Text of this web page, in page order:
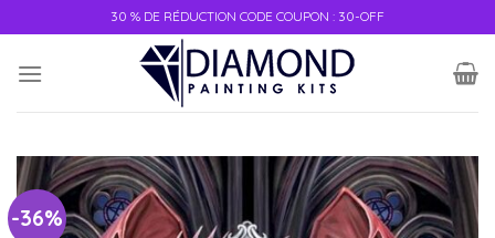
30 % DE RÉDUCTION CODE COUPON : 30-OFF
-36%